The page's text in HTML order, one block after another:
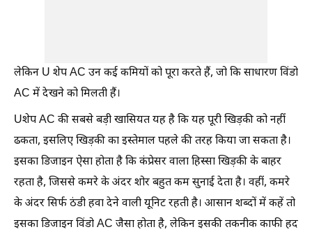
लेकिन U शेप AC उन कई कमियों को पूरा करते हैं, जो कि साधारण विंडो
AC में देखने को मिलती हैं।
Uशेप AC की सबसे बड़ी खासियत यह है कि यह पूरी खिड़की को नहीं
ढकता, इसलिए खिड़की का इस्तेमाल पहले की तरह किया जा सकता है।
इसका डिजाइन ऐसा होता है कि कंप्रेसर वाला हिस्सा खिड़की के बाहर
रहता है, जिससे कमरे के अंदर शोर बहुत कम सुनाई देता है। वहीं, कमरे
के अंदर सिर्फ ठंडी हवा देने वाली यूनिट रहती है। आसान शब्दों में कहें तो
इसका डिजाइन विंडो AC जैसा होता है, लेकिन इसकी तकनीक काफी हद